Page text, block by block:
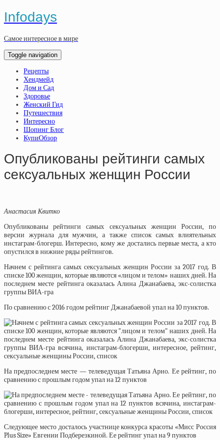
Infodays
Самое интересное в мире
Toggle navigation
Рецепты
Хендмейд
Дом и Сад
Здоровье
Женский Гид
Путешествия
Интересно
Шопинг Блог
КупиОбзор
Опубликованы рейтинги самых
сексуальных женщин России
Анастасия Квитко
Опубликованы рейтинги самых сексуальных женщин России, по
версии журнала для мужчин, а также список самых влиятельных
инстаграм-блогерш. Интересно, кому же достались первые места, а кто
опустился в нижние ряды рейтингов.
Начнем с рейтинга самых сексуальных женщин России за 2017 год. В
списке 100 женщин, которые являются «лицом и телом» наших дней. На
последнем месте рейтинга оказалась Алина Джанабаева, экс-солистка
группы ВИА-гра
По сравнению с 2016 годом рейтинг Джанабаевой упал на 10 пунктов.
На предпоследнем месте — телеведущая Татьяна Арно. Ее рейтинг, по
сравнению с прошлым годом упал на 12 пунктов
Следующее место досталось участнице конкурса красоты «Мисс Россия
Plus Size» Евгении Подберезкиной. Ее рейтинг упал на 9 пунктов